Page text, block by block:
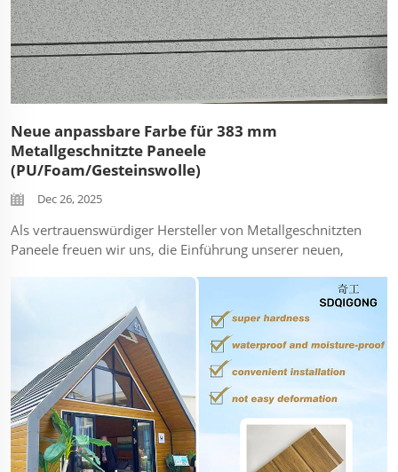
Neue anpassbare Farbe für 383 mm
Metallgeschnitzte Paneele
(PU/Foam/Gesteinswolle)
Dec 26, 2025
Als vertrauenswürdiger Hersteller von Metallgeschnitzten
Paneele freuen wir uns, die Einführung unserer neuen,
um die ästhetische Vielseitigkeit unserer beliebten 383
mm Festbreite Metallgeschnitzten Paneele zu erhöhen.
Diese innovative...